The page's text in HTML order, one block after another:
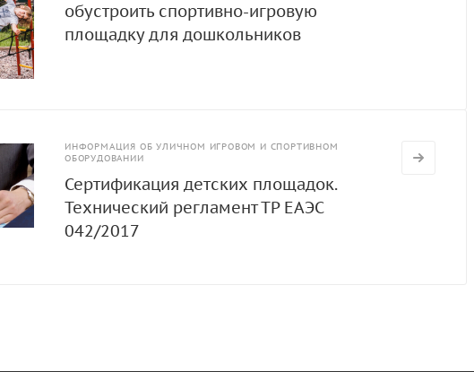
обустроить спортивно-игровую
площадку для дошкольников
ИНФОРМАЦИЯ ОБ УЛИЧНОМ ИГРОВОМ И СПОРТИВНОМ
ОБОРУДОВАНИИ
Сертификация детских площадок.
Технический регламент ТР ЕАЭС
042/2017